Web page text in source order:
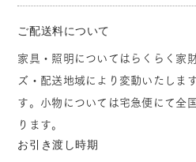
ご配送料について
家具・照明についてはらくらく家
ズ・配送地域により変動いたしま
す。小物については宅急便にて全
ります。
お引き渡し時期